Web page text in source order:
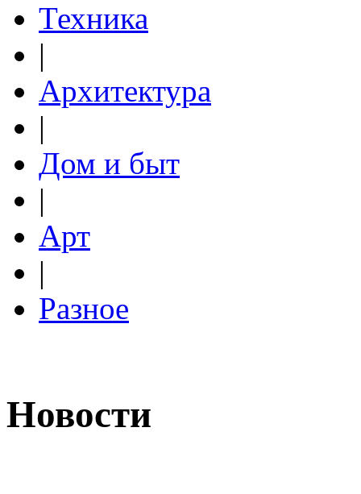
Техника
|
Архитектура
|
Дом и быт
|
Арт
|
Разное
Новости